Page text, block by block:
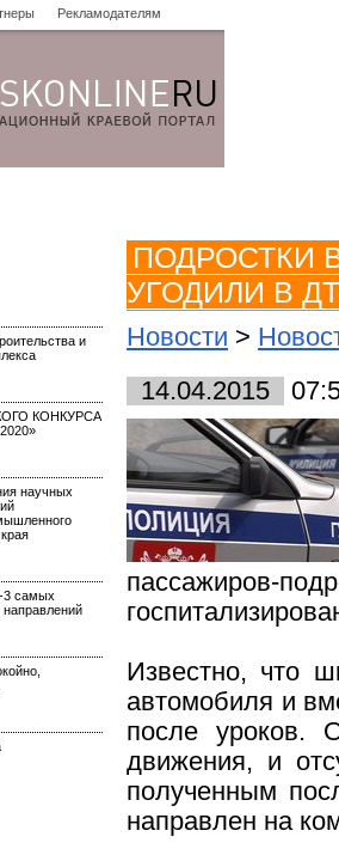
Рекламодателям
и
КОНКУРСА
научных
3 самых
ПОДРОСТКИ
УГОДИЛИ В
Новости >
14.04.2015
пассажиров-
Известно, что
автомобиля и
после уроков.
движения, и
полученным
направлен на